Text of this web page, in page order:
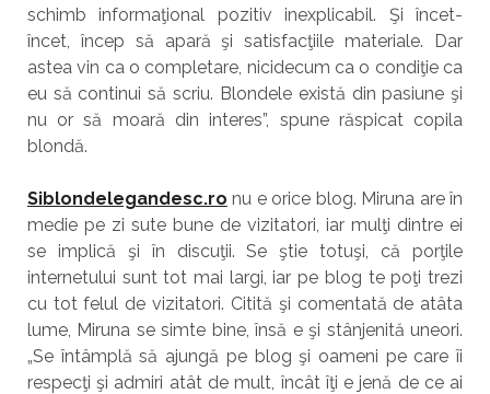
schimb informaţional pozitiv inexplicabil. Şi încet-
încet, încep să apară şi satisfacţiile materiale. Dar
astea vin ca o completare, nicidecum ca o condiţie ca
eu să continui să scriu. Blondele există din pasiune şi
nu or să moară din interes”, spune răspicat copila
blondă.
Siblondelegandesc.ro nu e orice blog. Miruna are în
medie pe zi sute bune de vizitatori, iar mulţi dintre ei
se implică şi în discuţii. Se ştie totuşi, că porţile
internetului sunt tot mai largi, iar pe blog te poţi trezi
cu tot felul de vizitatori. Citită şi comentată de atâta
lume, Miruna se simte bine, însă e şi stânjenită uneori.
„Se întâmplă să ajungă pe blog şi oameni pe care îi
respecţi şi admiri atât de mult, încât îţi e jenă de ce ai